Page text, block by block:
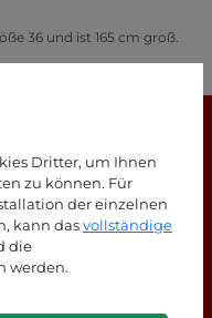
Dritter, um Ihnen
zu können. Für
der einzelnen
kann dasvollständige
die
werden.
36 und ist 165 cm groß.
FAQ-Seite an!